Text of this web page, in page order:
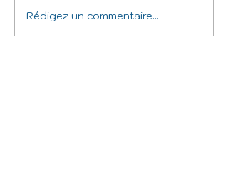
Lancement des
championnats d'Europe
Rédigez un commentaire...